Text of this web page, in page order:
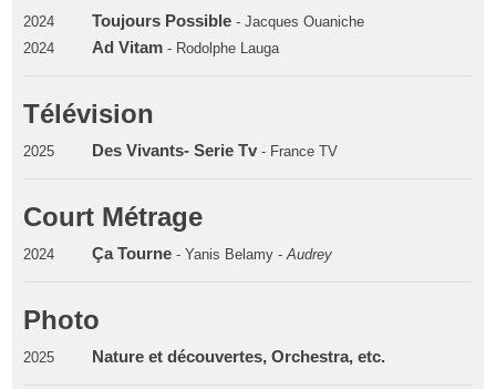
2024 Toujours Possible- Jacques Ouaniche
2024
Ad Vitam- Rodolphe Lauga
Télévision
2025 Des Vivants- Serie Tv- France TV
Court Métrage
2024 Ça Tourne- Yanis Belamy - Audrey
Photo
2025 Nature et découvertes, Orchestra, etc.